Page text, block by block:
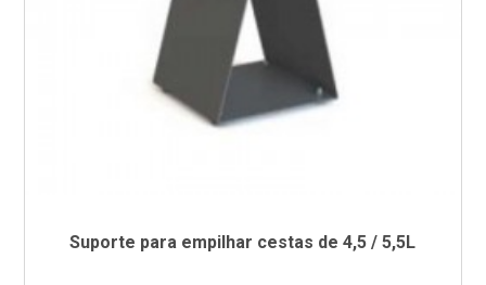
Suporte para empilhar cestas de 4,5 / 5,5L